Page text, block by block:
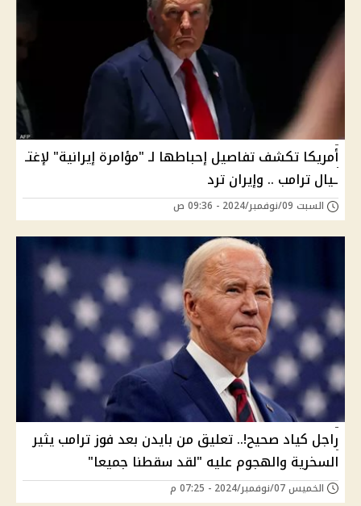
أمريكا تكشف تفاصيل إحباطها لـ "مؤامرة إيرانية" لإغتـ
ـيال ترامب .. وإيران ترد
السبت 09/نوفمبر/2024 - 09:36 ص
راجل كياد صحيح!.. تعليق من بايدن بعد فوز ترامب يثير
السخرية والهجوم عليه "لقد سقطنا جميعا"
الخميس 07/نوفمبر/2024 - 07:25 م